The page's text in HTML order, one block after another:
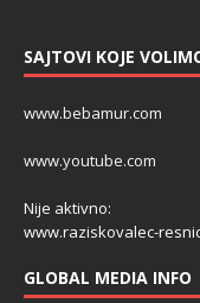
SAJTOVI KOJE
www.bebamur.com
www.youtube.com
Nije aktivno:
www.raziskovalec-
GLOBAL MEDIA INFO